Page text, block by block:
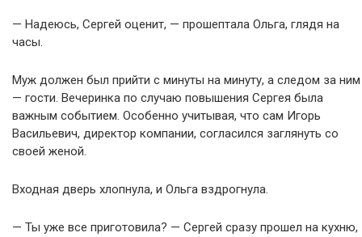
— Надеюсь, Сергей оценит, — прошептала Ольга, глядя на
часы.
Муж должен был прийти с минуты на минуту, а следом за ним
— гости. Вечеринка по случаю повышения Сергея была
важным событием. Особенно учитывая, что сам Игорь
Васильевич, директор компании, согласился заглянуть со
своей женой.
Входная дверь хлопнула, и Ольга вздрогнула.
— Ты уже все приготовила? — Сергей сразу прошел на кухню,